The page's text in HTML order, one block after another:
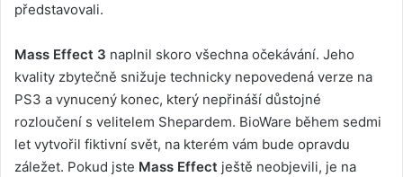
představovali.
Mass Effect 3 naplnil skoro všechna očekávání. Jeho
kvality zbytečně snižuje technicky nepovedená verze na
PS3 a vynucený konec, který nepřináší důstojné
rozloučení s velitelem Shepardem. BioWare během sedmi
let vytvořil fiktivní svět, na kterém vám bude opravdu
záležet. Pokud jste Mass Effect ještě neobjevili, je na